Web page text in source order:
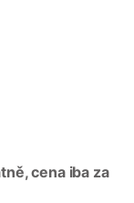
cena iba za